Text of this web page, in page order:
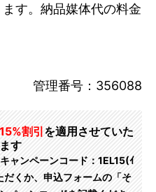
す。納品媒体代の料金
管理番号：356088
15%割引 を適用させていた
す
ャンペーンコード：1EL15(ｲ
だくか、申込フォームの「そ